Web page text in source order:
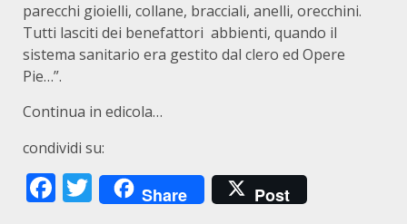
parecchi gioielli, collane, bracciali, anelli, orecchini.
Tutti lasciti dei benefattori abbienti, quando il
sistema sanitario era gestito dal clero ed Opere
Pie…”.
Continua in edicola…
condividi su:
Facebook
Twitter
Share Post